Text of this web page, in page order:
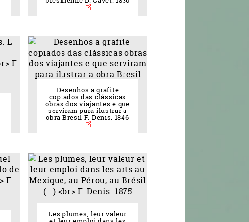
Desenhos a grafite
copiados das clássicas
obras dos viajantes e que
serviram para ilustrar a
obra Bresil F. Denis. 1846
Les plumes, leur valeur